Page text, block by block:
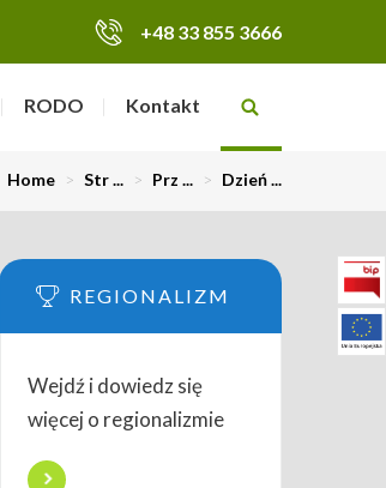
+48 33 855 3666
RODO Kontakt
Home > Str ... > Prz ... > Dzień ...
REGIONALIZM
Wejdź i dowiedz się
więcej o regionalizmie